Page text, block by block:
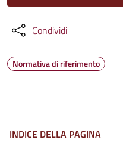
Condividi
Normativa di riferimento
INDICE DELLA PAGINA